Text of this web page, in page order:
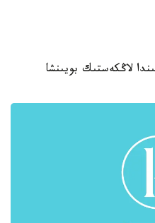
لاڭكەستىك بويىنشا